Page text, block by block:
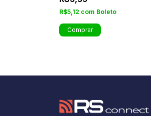
R$5,12 com Boleto